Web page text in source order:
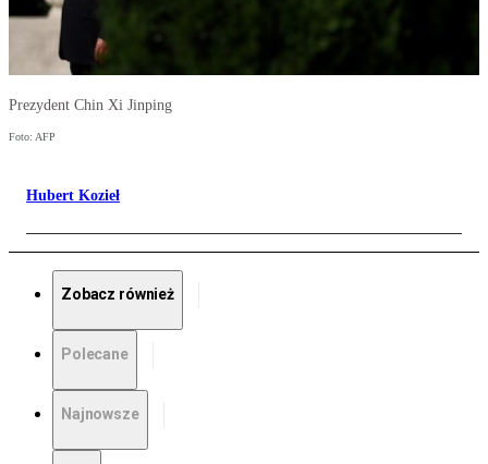
Prezydent Chin Xi Jinping
Foto: AFP
Hubert Kozieł
Zobacz również
Polecane
Najnowsze